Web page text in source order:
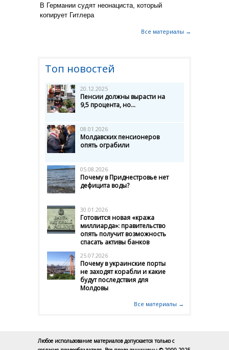
В Германии судят неонациста, который
копирует Гитлера
Все материалы →
Топ новостей
20.12.2025
Пенсии должны вырасти на
9,5 процента, но...
08.01.2026
Молдавских пенсионеров
опять ограбили
05.08.2026
Почему в Приднестровье нет
дефицита воды?
30.01.2026
Готовится новая «кража
миллиарда»: правительство
опять получит возможность
спасать активы банков
25.07.2026
Почему в украинские порты
не заходят корабли и какие
будут последствия для
Молдовы
Все материалы →
Любое использование материалов допускается только с